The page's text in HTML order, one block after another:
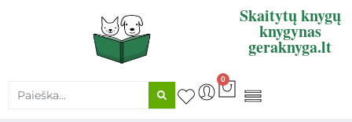
Skaitytų knygų
knygynas
geraknyga.lt
0